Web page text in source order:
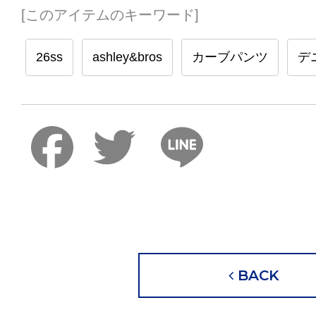
[このアイテムのキーワード]
26ss ashley&bros カーブパンツ デ
Twitter
BACK